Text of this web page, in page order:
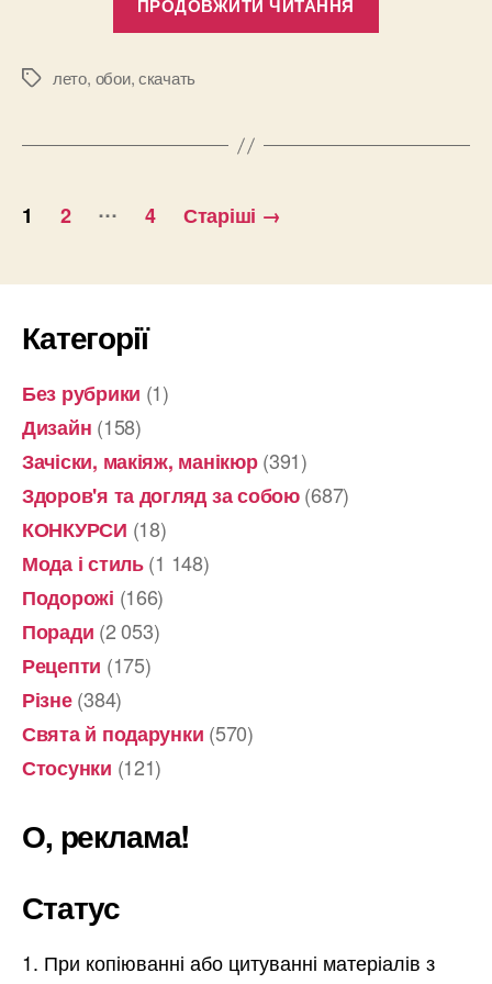
ПРОДОВЖИТИ ЧИТАННЯ
календарем
Позначки
лето, обои,скачать
Пагінація
1 2 … 4 Старіші →
Категорії
Без рубрики (1)
Дизайн (158)
Зачіски, макіяж, манікюр(391)
Здоров'я та догляд за собою(687)
КОНКУРСИ (18)
Мода і стиль(1 148)
Подорожі (166)
Поради (2 053)
Рецепти (175)
Різне(384)
Свята й подарунки (570)
Стосунки (121)
О, реклама!
Статус
При копіюванні або цитуванні матеріалів з